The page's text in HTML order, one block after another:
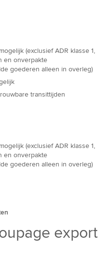
(exclusief ADR klasse 1,
en onverpakte
goederen alleen in overleg)
transittijden
(exclusief ADR klasse 1,
en onverpakte
goederen alleen in overleg)
export